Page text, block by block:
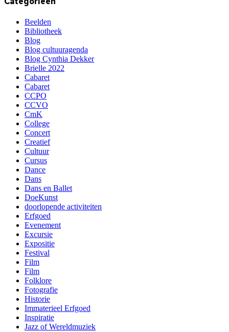
Beelden
Bibliotheek
Blog
Blog cultuuragenda
Blog Cynthia Dekker
Brielle 2022
Cabaret
Cabaret
CCPO
CCVO
CmK
College
Concert
Creatief
Cultuur
Cursus
Dance
Dans
Dans en Ballet
DoeKunst
doorlopende activiteiten
Erfgoed
Evenement
Excursie
Expositie
Festival
Film
Film
Folklore
Fotografie
Historie
Immaterieel Erfgoed
Inspiratie
Jazz of Wereldmuziek